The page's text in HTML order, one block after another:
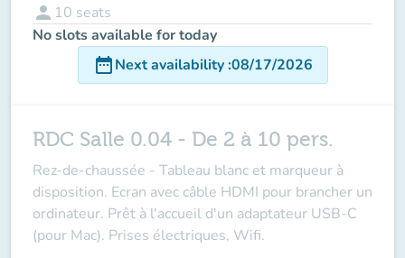
person 10 seats
No slots available for today
date_rangeNext availability:08/17/2026
RDC Salle 0.04 - De 2 à 10 pers.
Rez-de-chaussée - Tableau blanc et marqueur à
disposition. Ecran avec câble HDMI pour brancher un
ordinateur. Prêt à l'accueil d'un adaptateur USB-C
(pour Mac). Prises électriques, Wifi.